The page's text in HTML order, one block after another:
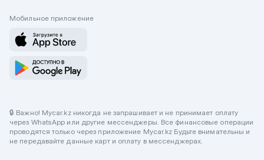
Мобильное приложение
🔒 Важно! Mycar.kz никогда не запрашивает и не принимает оплату
через WhatsApp или другие мессенджеры. Все финансовые операции
проводятся только через приложение Mycar.kz Будьте внимательны и
не передавайте данные карт и оплату в мессенджерах.